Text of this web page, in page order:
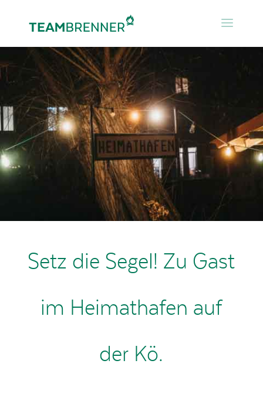
Setz die Segel! Zu Gast
im Heimathafen auf
der Kö.